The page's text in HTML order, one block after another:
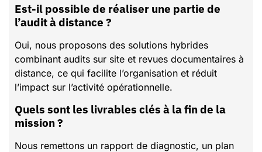
Est-il possible de réaliser une partie de
l’audit à distance ?
Oui, nous proposons des solutions hybrides
combinant audits sur site et revues documentaires à
distance, ce qui facilite l’organisation et réduit
l’impact sur l’activité opérationnelle.
Quels sont les livrables clés à la fin de la
mission ?
Nous remettons un rapport de diagnostic, un plan